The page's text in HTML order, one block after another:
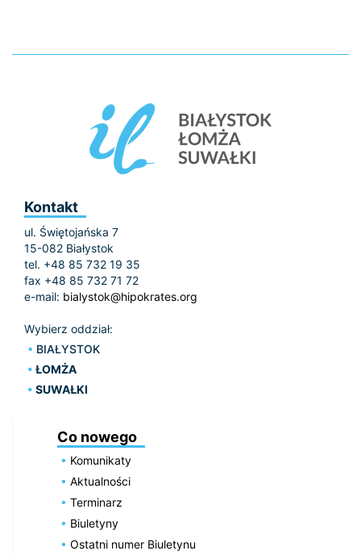
Kontakt
ul. Świętojańska 7
15-082 Białystok
tel. +48 85 732 19 35
fax +48 85 732 71 72
e-mail: bialystok@hipokrates.org
Wybierz oddział:
BIAŁYSTOK
ŁOMŻA
SUWAŁKI
Co nowego
Komunikaty
Aktualności
Terminarz
Biuletyny
Ostatni numer Biuletynu